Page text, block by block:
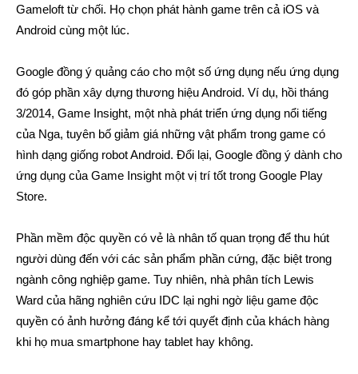
Gameloft từ chối. Họ chọn phát hành game trên cả iOS và
Android cùng một lúc.
Google đồng ý quảng cáo cho một số ứng dụng nếu ứng dụng
đó góp phần xây dựng thương hiệu Android. Ví dụ, hồi tháng
3/2014, Game Insight, một nhà phát triển ứng dụng nổi tiếng
của Nga, tuyên bố giảm giá những vật phẩm trong game có
hình dạng giống robot Android. Đổi lại, Google đồng ý dành cho
ứng dụng của Game Insight một vị trí tốt trong Google Play
Store.
Phần mềm độc quyền có vẻ là nhân tố quan trọng để thu hút
người dùng đến với các sản phẩm phần cứng, đặc biệt trong
ngành công nghiệp game. Tuy nhiên, nhà phân tích Lewis
Ward của hãng nghiên cứu IDC lại nghi ngờ liệu game độc
quyền có ảnh hưởng đáng kể tới quyết định của khách hàng
khi họ mua smartphone hay tablet hay không.